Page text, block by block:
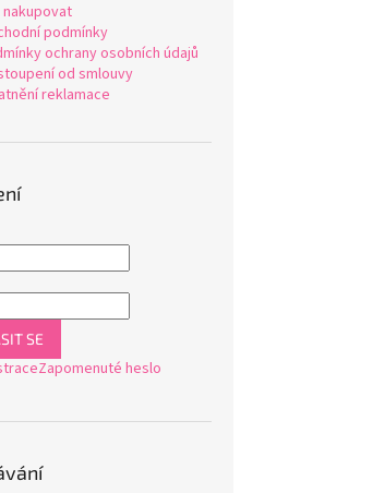
nakupovat
podmínky
ochrany osobních údajů
od smlouvy
reklamace
SE
Zapomenuté heslo